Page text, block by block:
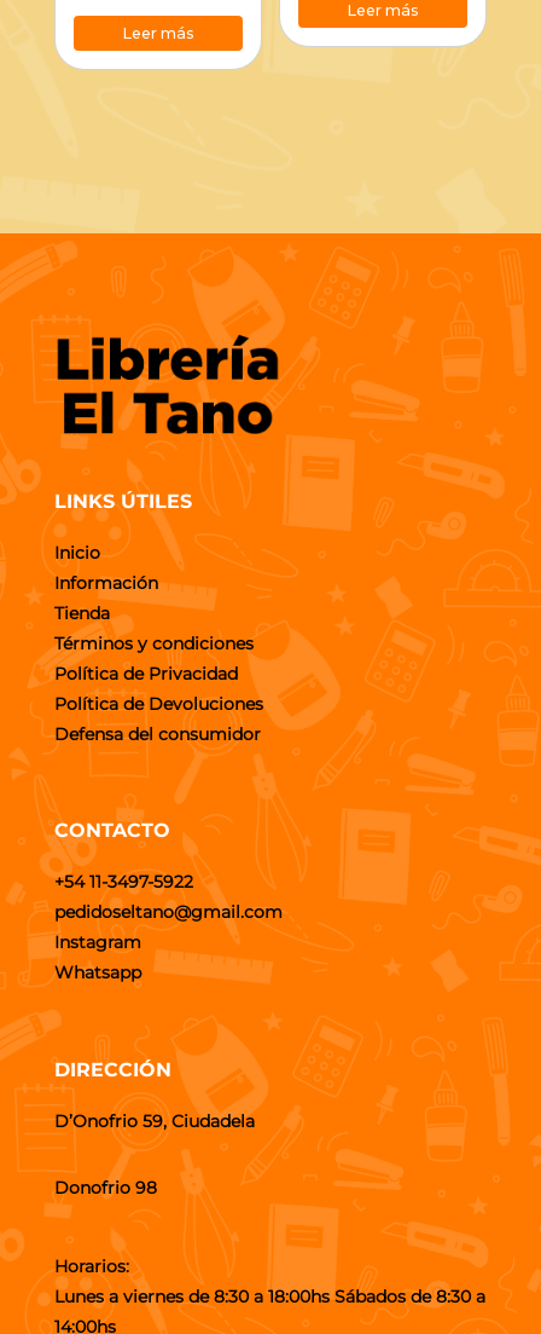
Leer más
Leer más
LINKS ÚTILES
Inicio
Información
Tienda
Términos y condiciones
Política de Privacidad
Política de Devoluciones
Defensa del consumidor
CONTACTO
+54 11-3497-5922
pedidoseltano@gmail.com
Instagram
Whatsapp
DIRECCIÓN
D’Onofrio 59, Ciudadela
Donofrio 98
Horarios:
Lunes a viernes de 8:30 a 18:00hs Sábados de 8:30 a
14:00hs